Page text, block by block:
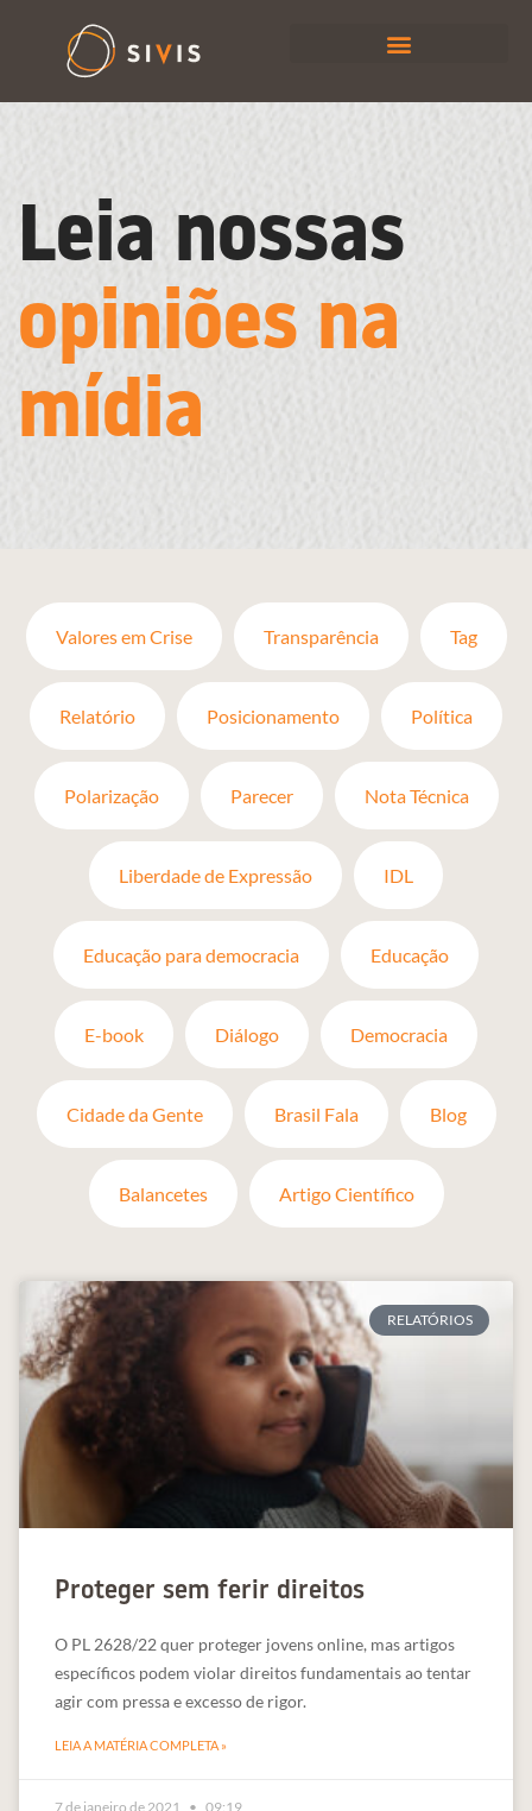
Leia nossas
opiniões na
mídia
Valores em Crise Transparência Tag
Relatório Posicionamento Política
Polarização Parecer Nota Técnica
Liberdade de Expressão IDL
Educação para democracia Educação
E-book Diálogo Democracia
Cidade da Gente Brasil Fala Blog
Balancetes Artigo Científico
RELATÓRIOS
Proteger sem ferir direitos
O PL 2628/22 quer proteger jovens online, mas artigos
específicos podem violar direitos fundamentais ao tentar
agir com pressa e excesso de rigor.
LEIA A MATÉRIA COMPLETA »
7 de janeiro de 2021 09:19